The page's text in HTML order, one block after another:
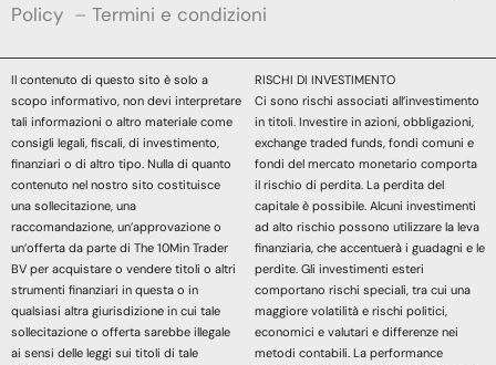
Policy – Termini e condizioni
Il contenuto di questo sito è solo a
scopo informativo, non devi interpretare
tali informazioni o altro materiale come
consigli legali, fiscali, di investimento,
finanziari o di altro tipo. Nulla di quanto
contenuto nel nostro sito costituisce
una sollecitazione, una
raccomandazione, un’approvazione o
un’offerta da parte di The 10Min Trader
BV per acquistare o vendere titoli o altri
strumenti finanziari in questa o in
qualsiasi altra giurisdizione in cui tale
sollecitazione o offerta sarebbe illegale
ai sensi delle leggi sui titoli di tale
RISCHI DI INVESTIMENTO
Ci sono rischi associati all’investimento
in titoli. Investire in azioni, obbligazioni,
exchange traded funds, fondi comuni e
fondi del mercato monetario comporta
il rischio di perdita. La perdita del
capitale è possibile. Alcuni investimenti
ad alto rischio possono utilizzare la leva
finanziaria, che accentuerà i guadagni e le
perdite. Gli investimenti esteri
comportano rischi speciali, tra cui una
maggiore volatilità e rischi politici,
economici e valutari e differenze nei
metodi contabili. La performance